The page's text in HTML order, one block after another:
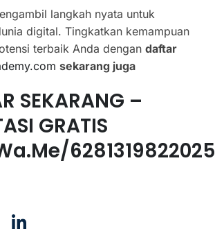
langkah nyata untuk
digital. Tingkatkan kemampuan
terbaik Anda dengan daftar
sekarang juga
SEKARANG –
GRATIS
6281319822025